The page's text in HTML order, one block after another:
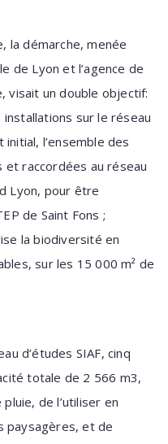
la démarche, menée
de Lyon et l’agence de
visait un double objectif:
sur le réseau
initial, l’ensemble des
et raccordées au réseau
Lyon, pour être
de Saint Fons ;
la biodiversité en
sur les 15 000 m² de
d’études SIAF, cinq
totale de 2 566 m3,
de l’utiliser en
paysagères, et de